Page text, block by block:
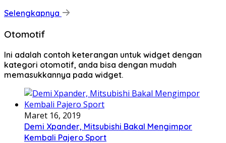
Selengkapnya
Otomotif
Ini adalah contoh keterangan untuk widget dengan
kategori otomotif, anda bisa dengan mudah
memasukkannya pada widget.
Maret 16, 2019
Demi Xpander, Mitsubishi Bakal Mengimpor
Kembali Pajero Sport